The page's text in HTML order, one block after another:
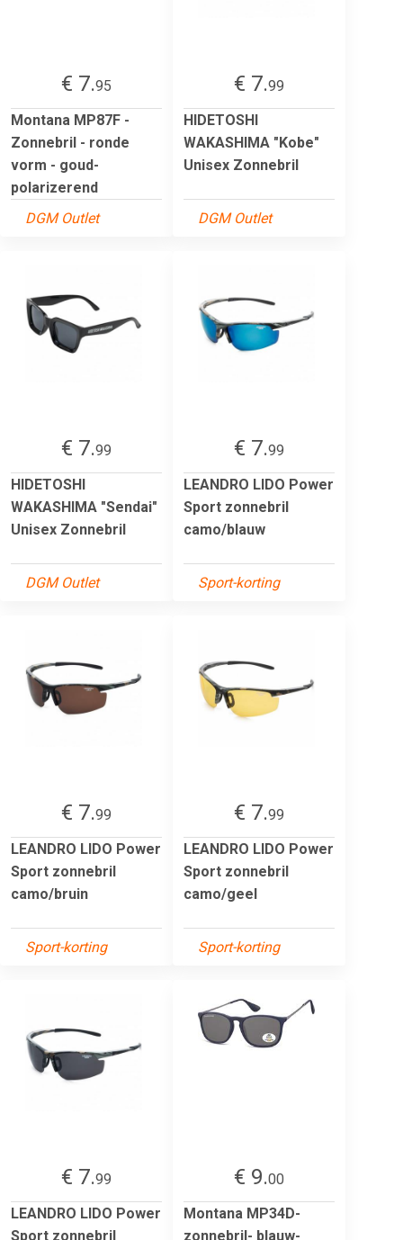
€ 7.95
Montana MP87F -
Zonnebril - ronde
vorm - goud-
polarizerend
DGM Outlet
€ 7.99
HIDETOSHI
WAKASHIMA "Kobe"
Unisex Zonnebril
DGM Outlet
€ 7.99
HIDETOSHI
WAKASHIMA "Sendai"
Unisex Zonnebril
DGM Outlet
€ 7.99
LEANDRO LIDO Power
Sport zonnebril
camo/blauw
Sport-korting
€ 7.99
LEANDRO LIDO Power
Sport zonnebril
camo/bruin
Sport-korting
€ 7.99
LEANDRO LIDO Power
Sport zonnebril
camo/geel
Sport-korting
€ 7.99
LEANDRO LIDO Power
Sport zonnebril
€ 9.00
Montana MP34D-
zonnebril- blauw-